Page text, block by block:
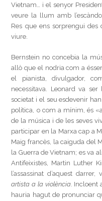
Vietnam… i el senyor
veure la llum amb
Res que ens sorprengui des
viure.
Bernstein no concebia la
allò que el nodria com a
el pianista, divulgador,
necessitava. Leonard va
societat i el seu esdevenir
política, o com a mínim, és
de la música i de les seves
participar en la Marxa cap a
Maig francès, la caiguda del
la Guerra de Vietnam; es va
Antifeixistes, Martin Luther
l’assassinat d’aquest
artista a la violència. Incloent
hauria hagut de pronunciar